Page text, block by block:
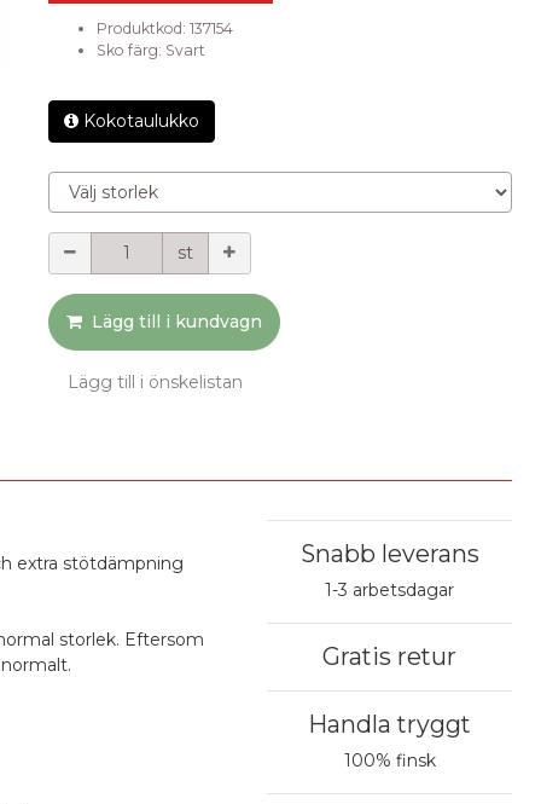
Produktkod: 137154
Sko färg: Svart
Kokotaulukko
Välj storlek
Mängd
st
Lägg till i kundvagn
Lägg till i önskelistan
extra stötdämpning
storlek. Eftersom
Snabb leverans
1-3 arbetsdagar
Gratis retur
Handla tryggt
100% finsk